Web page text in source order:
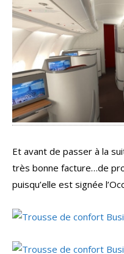
Et avant de passer à la
très bonne facture…de
puisqu’elle est signée